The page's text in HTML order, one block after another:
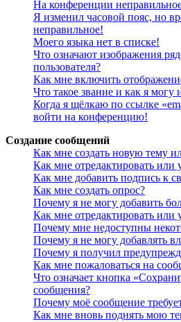
На конференции
Я изменил часовой пояс, но
неправильное!
Моего языка нет в списке!
Что означают изображения
пользователя?
Как мне включить
Что такое звание и как я могу
Когда я щёлкаю по ссылке
войти на конференцию!
Создание сообщений
Как мне создать новую тему
Как мне отредактировать или
Как мне добавить подпись к
Как мне создать опрос?
Почему я не могу добавить
Как мне отредактировать или
Почему мне недоступны
Почему я не могу добавлять
Почему я получил
Как мне пожаловаться на
Что означает кнопка
сообщения?
Почему моё сообщение
Как мне вновь поднять мою